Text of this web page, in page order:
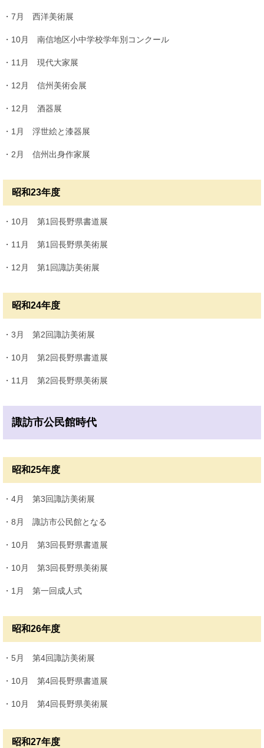
・7月 西洋美術展
・10月 南信地区小中学校学年別コンクール
・11月 現代大家展
・12月 信州美術会展
・12月 酒器展
・1月 浮世絵と漆器展
・2月 信州出身作家展
昭和23年度
・10月 第1回長野県書道展
・11月 第1回長野県美術展
・12月 第1回諏訪美術展
昭和24年度
・3月 第2回諏訪美術展
・10月 第2回長野県書道展
・11月 第2回長野県美術展
諏訪市公民館時代
昭和25年度
・4月 第3回諏訪美術展
・8月 諏訪市公民館となる
・10月 第3回長野県書道展
・10月 第3回長野県美術展
・1月 第一回成人式
昭和26年度
・5月 第4回諏訪美術展
・10月 第4回長野県書道展
・10月 第4回長野県美術展
昭和27年度